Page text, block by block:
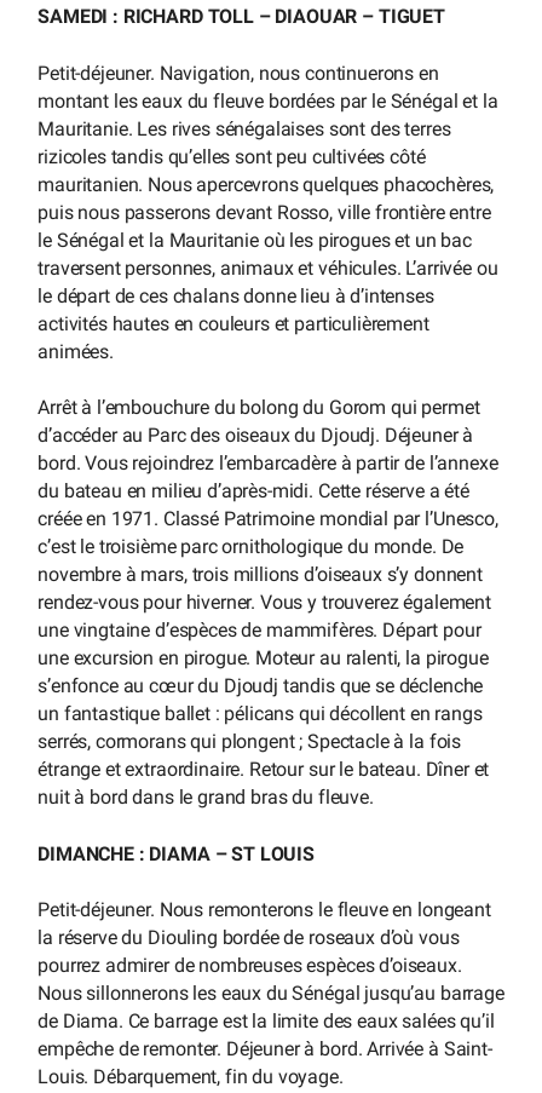
SAMEDI : RICHARD TOLL – DIAOUAR – TIGUET
Petit-déjeuner. Navigation, nous continuerons en
montant les eaux du fleuve bordées par le Sénégal et la
Mauritanie. Les rives sénégalaises sont des terres
rizicoles tandis qu’elles sont peu cultivées côté
mauritanien. Nous apercevrons quelques phacochères,
puis nous passerons devant Rosso, ville frontière entre
le Sénégal et la Mauritanie où les pirogues et un bac
traversent personnes, animaux et véhicules. L’arrivée ou
le départ de ces chalans donne lieu à d’intenses
activités hautes en couleurs et particulièrement
animées.
Arrêt à l’embouchure du bolong du Gorom qui permet
d’accéder au Parc des oiseaux du Djoudj. Déjeuner à
bord. Vous rejoindrez l’embarcadère à partir de l’annexe
du bateau en milieu d’après-midi. Cette réserve a été
créée en 1971. Classé Patrimoine mondial par l’Unesco,
c’est le troisième parc ornithologique du monde. De
novembre à mars, trois millions d’oiseaux s’y donnent
rendez-vous pour hiverner. Vous y trouverez également
une vingtaine d’espèces de mammifères. Départ pour
une excursion en pirogue. Moteur au ralenti, la pirogue
s’enfonce au cœur du Djoudj tandis que se déclenche
un fantastique ballet : pélicans qui décollent en rangs
serrés, cormorans qui plongent ; Spectacle à la fois
étrange et extraordinaire. Retour sur le bateau. Dîner et
nuit à bord dans le grand bras du fleuve.
DIMANCHE : DIAMA – ST LOUIS
Petit-déjeuner. Nous remonterons le fleuve en longeant
la réserve du Diouling bordée de roseaux d’où vous
pourrez admirer de nombreuses espèces d’oiseaux.
Nous sillonnerons les eaux du Sénégal jusqu’au barrage
de Diama. Ce barrage est la limite des eaux salées qu’il
empêche de remonter. Déjeuner à bord. Arrivée à Saint-
Louis. Débarquement, fin du voyage.